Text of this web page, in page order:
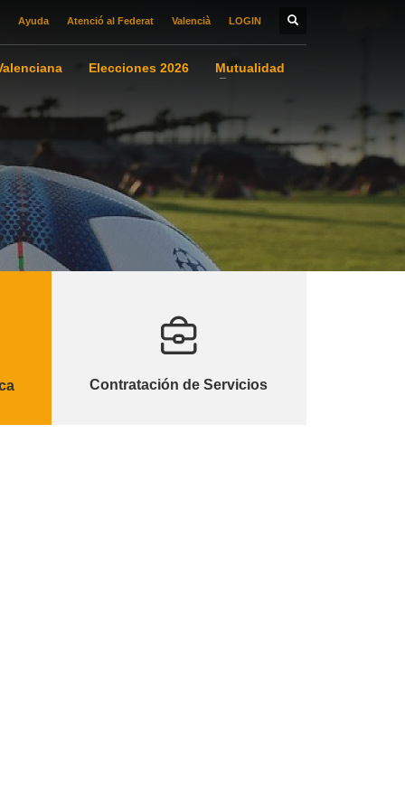
Ayuda Atenció al Federat Valencià LOGIN
Elecciones 2026 Mutualidad
Contratación de Servicios